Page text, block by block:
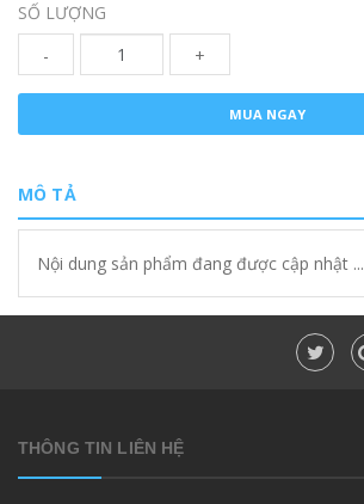
SỐ LƯỢNG
-
+
MUA NGAY
MÔ TẢ
Nội dung sản phẩm đang được cập nhật ...
THÔNG TIN LIÊN HỆ